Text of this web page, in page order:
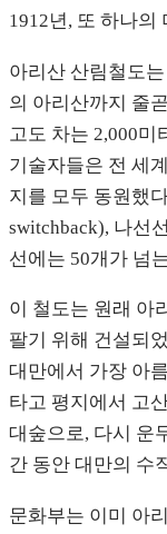
1912년, 또 하나의
아리산 산림철도
의 아리산까지 줄
고도 차는 2,000미
기술자들은 전 세
지를 모두 동원했
switchback), 나선
선에는 50개가 넘
이 철도는 원래 아
팔기 위해 건설되
대만에서 가장 아
타고 평지에서 고
대숲으로, 다시 운
간 동안 대만의 수
문화부는 이미 아